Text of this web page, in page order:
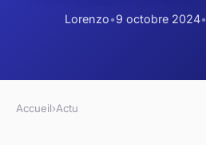
Lorenzo•9 octobre 2024•
Accueil›Actu